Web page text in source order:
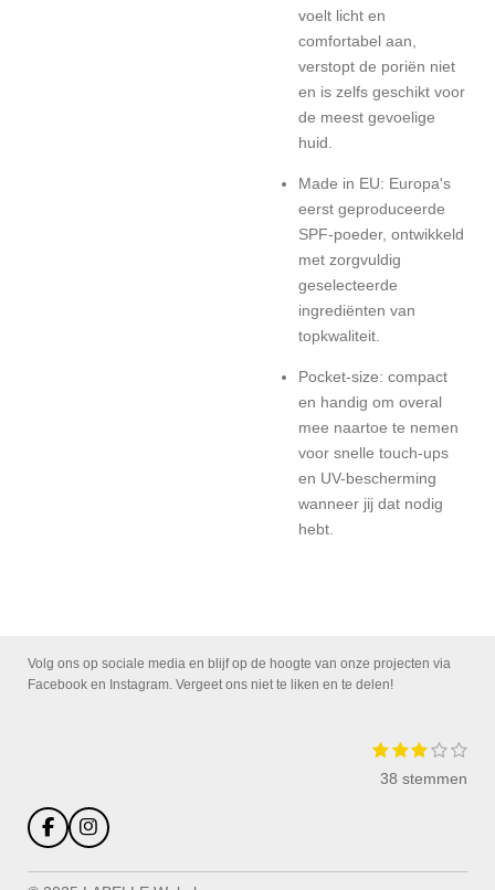
voelt licht en
comfortabel aan,
verstopt de poriën niet
en is zelfs geschikt voor
de meest gevoelige
huid.
Made in EU: Europa's
eerst geproduceerde
SPF-poeder, ontwikkeld
met zorgvuldig
geselecteerde
ingrediënten van
topkwaliteit.
Pocket-size: compact
en handig om overal
mee naartoe te nemen
voor snelle touch-ups
en UV-bescherming
wanneer jij dat nodig
hebt.
Volg ons op sociale media en blijf op de hoogte van onze projecten via
Facebook en Instagram. Vergeet ons niet te liken en te delen!
i
1
2
t
n
3
t
n
4
t
n
5
t
n
S
38 stemmen
F
a
c
I
n
s